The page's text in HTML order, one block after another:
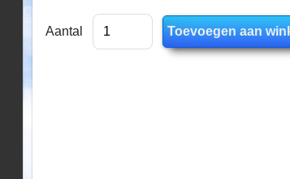
Aantal